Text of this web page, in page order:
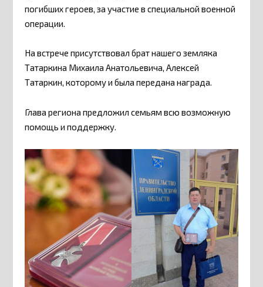
погибших героев, за участие в специальной военной
операции.
На встрече присутствовал брат нашего земляка
Татаркина Михаила Анатольевича, Алексей
Татаркин, которому и была передана награда.
Глава региона предложил семьям всю возможную
помощь и поддержку.